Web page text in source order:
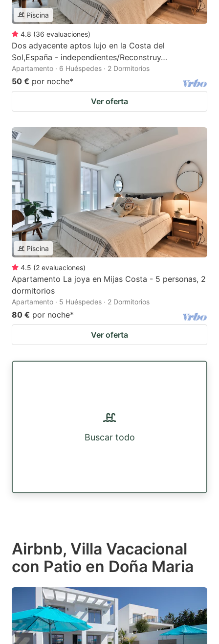
Piscina
4.8 (36 evaluaciones)
Dos adyacente aptos lujo en la Costa del
Sol,España - independientes/Reconstruy…
Apartamento · 6 Huéspedes · 2 Dormitorios
50 € por noche*
Ver oferta
Piscina
4.5 (2 evaluaciones)
Apartamento La joya en Mijas Costa - 5 personas, 2
dormitorios
Apartamento · 5 Huéspedes · 2 Dormitorios
80 € por noche*
Ver oferta
Buscar todo
Airbnb, Villa Vacacional
con Patio en Doña Maria